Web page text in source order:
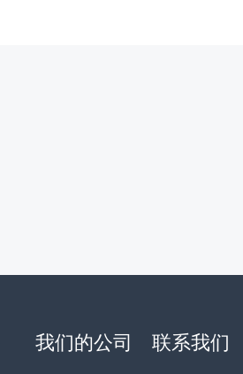
我们的公司 联系我们